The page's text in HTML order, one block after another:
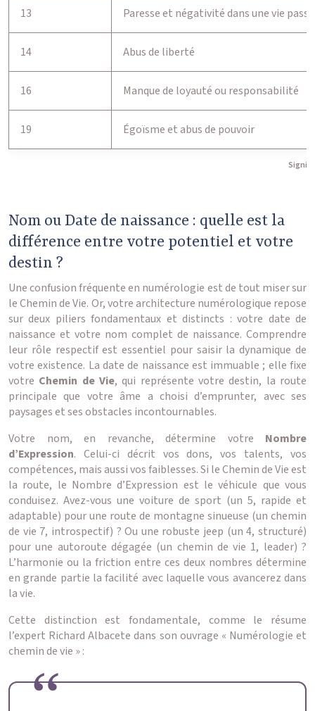
13 Paresse et négativité dans une vie
14 Abus de liberté
16 Manque de loyauté ou responsabilité
19 Égoïsme et abus de pouvoir
Nom ou Date de naissance : quelle est la
différence entre votre potentiel et votre
destin ?
Une confusion fréquente en numérologie est de tout miser sur
le Chemin de Vie. Or, votre architecture numérologique repose
sur deux piliers fondamentaux et distincts : votre date de
naissance et votre nom complet de naissance. Comprendre
leur rôle respectif est essentiel pour saisir la dynamique de
votre existence. La date de naissance est immuable ; elle fixe
votre Chemin de Vie, qui représente votre destin, la route
principale que votre âme a choisi d’emprunter, avec ses
paysages et ses obstacles incontournables.
Votre nom, en revanche, détermine votre Nombre
d’Expression. Celui-ci décrit vos dons, vos talents, vos
compétences, mais aussi vos faiblesses. Si le Chemin de Vie est
la route, le Nombre d’Expression est le véhicule que vous
conduisez. Avez-vous une voiture de sport (un 5, rapide et
adaptable) pour une route de montagne sinueuse (un chemin
de vie 7, introspectif) ? Ou une robuste jeep (un 4, structuré)
pour une autoroute dégagée (un chemin de vie 1, leader) ?
L’harmonie ou la friction entre ces deux nombres détermine
en grande partie la facilité avec laquelle vous avancerez dans
la vie.
Cette distinction est fondamentale, comme le résume
l’expert Richard Albacete dans son ouvrage « Numérologie et
chemin de vie » :